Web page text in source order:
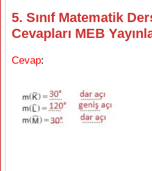
5. Sınıf Matematik
Cevapları MEB
Cevap: